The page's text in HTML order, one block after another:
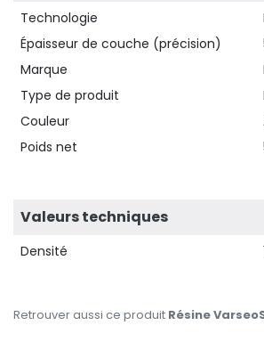
Technologie
Épaisseur de couche (précision)
Marque
Type de produit
Couleur
Poids net
Valeurs techniques
Densité
Retrouver aussi ce produit Résine